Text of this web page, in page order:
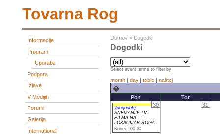
Tovarna Rog
Informacije
Program
Uporaba
Podpora
Izjave
V Medijih
Forumi
Galerija
International
Domov » Dogodki
Dogodki
Select event terms to filter by
month | day | table | naštej
�
Pon
Tor
30
(dogodek)
SNEMANJE TV
FILMA NA
LOKACIJAH ROGA
Konec: 00:00
31